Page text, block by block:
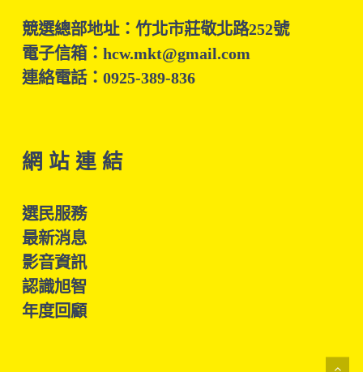
競選總部地址：竹北市莊敬北路252號
電子信箱：hcw.mkt@gmail.com
連絡電話：0925-389-836
網 站 連 結
選民服務
最新消息
影音資訊
認識旭智
年度回顧